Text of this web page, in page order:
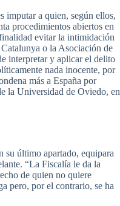
imputara quien, según ellos,
procedimientos abiertos en
evitarla intimidación
Catalunya o la Asociación de
interpretary aplicarel delito
nada inocente, por
más a España por
la Universidad de Oviedo, en
su último apartado, equipara
. “La Fiscalía le da la
de quien no quiere
pero, porel contrario, se ha